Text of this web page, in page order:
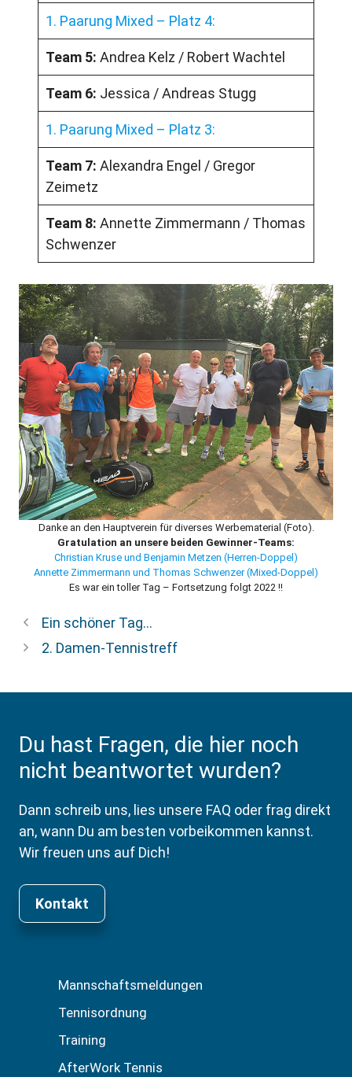
1. Paarung Mixed – Platz 4:
Team 5: Andrea Kelz / Robert Wachtel
Team 6: Jessica / Andreas Stugg
1. Paarung Mixed – Platz 3:
Team 7: Alexandra Engel / Gregor
Zeimetz
Team 8: Annette Zimmermann / Thomas
Schwenzer
Danke an den Hauptverein für diverses Werbematerial (Foto).
Gratulation an unsere beiden Gewinner-Teams:
Christian Kruse und Benjamin Metzen (Herren-Doppel)
Annette Zimmermann und Thomas Schwenzer (Mixed-Doppel)
Es war ein toller Tag – Fortsetzung folgt 2022 !!
Ein schöner Tag…
2. Damen-Tennistreff
Du hast Fragen, die hier noch
nicht beantwortet wurden?
Dann schreib uns, lies unsere FAQ oder frag direkt
an, wann Du am besten vorbeikommen kannst.
Wir freuen uns auf Dich!
Kontakt
Mannschaftsmeldungen
Tennisordnung
Training
AfterWork Tennis